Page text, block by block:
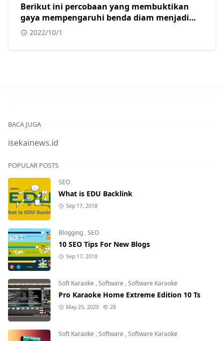
Berikut ini percobaan yang membuktikan
gaya mempengaruhi benda diam menjadi
bergerak adalah?
2022/10/1
BACA JUGA
isekainews.id
POPULAR POSTS
SEO
What is EDU Backlink
Sep 17, 2018
Blogging ,SEO
10 SEO Tips For New Blogs
Sep 17, 2018
Soft Karaoke ,Software ,Software Karaoke
Pro Karaoke Home Extreme Edition 10 Ts
May 25, 2020 28
Soft Karaoke ,Software ,Software Karaoke